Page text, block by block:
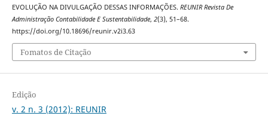
EVOLUÇÃO NA DIVULGAÇÃO DESSAS INFORMAÇÕES. REUNIR Revista De
Administração Contabilidade E Sustentabilidade, 2(3), 51–68.
https://doi.org/10.18696/reunir.v2i3.63
Fomatos de Citação
Edição
v. 2 n. 3 (2012): REUNIR